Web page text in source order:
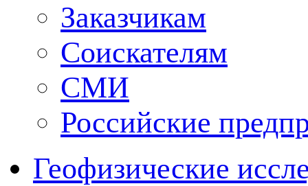
Заказчикам
Соискателям
СМИ
Российские
Геофизические